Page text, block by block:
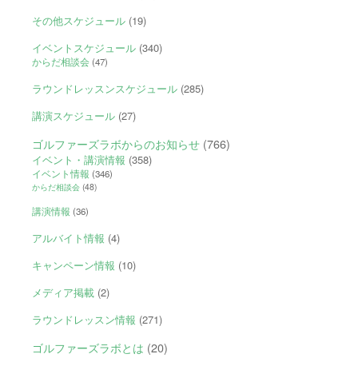
その他スケジュール(19)
イベントスケジュール(340)
からだ相談会(47)
ラウンドレッスンスケジュール(285)
講演スケジュール(27)
ゴルファーズラボからのお知らせ(766)
イベント・講演情報 (358)
イベント情報 (346)
からだ相談会(48)
講演情報 (36)
アルバイト情報 (4)
キャンペーン情報 (10)
メディア掲載(2)
ラウンドレッスン情報 (271)
ゴルファーズラボとは (20)